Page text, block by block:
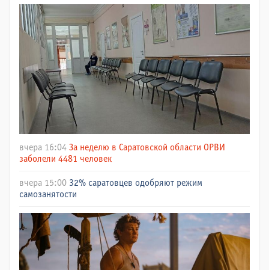
вчера 16:04 За неделю в Саратовской области ОРВИ
заболели 4481 человек
вчера 15:00 32% саратовцев одобряют режим
самозанятости